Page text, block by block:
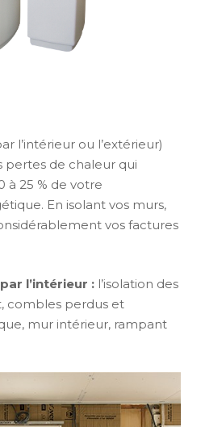
l’intérieur ou l’extérieur)
de chaleur qui
à 25 % de votre
En isolant vos murs,
vos factures
l’intérieur : l’isolation des
combles perdus et
mur intérieur, rampant